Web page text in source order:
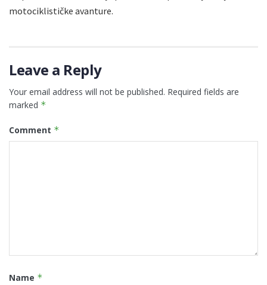
motociklističke avanture.
Leave a Reply
Your email address will not be published. Required fields are
marked *
Comment *
Name *